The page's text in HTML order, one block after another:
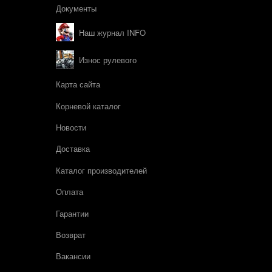
Документы
Наш журнал INFO
Износ рулевого
Карта сайта
Корневой каталог
Новости
Доставка
Каталог производителей
Оплата
Гарантии
Возврат
Вакансии